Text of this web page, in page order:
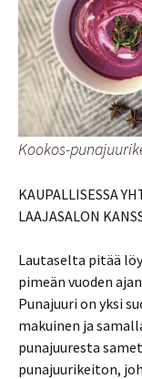
Kookos-
KAUPALLISESSA
LAAJASALON
Lautaselta pitää
pimeän vuoden
Punajuuri on yksi
makuinen ja
punajuuresta
punajuurikeiton,